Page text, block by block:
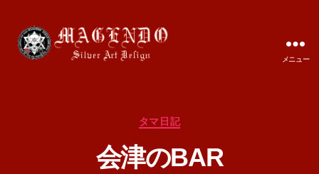
メニュー
カ
ゴ
リ
タマ日記
会津のBAR
成
者